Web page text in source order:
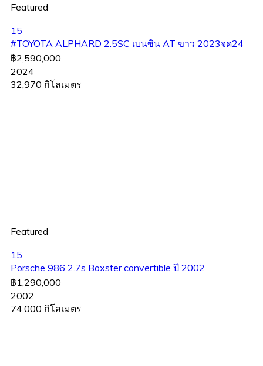
Featured
15
#TOYOTA ALPHARD 2.5SC เบนซิน AT ขาว 2023จด24
฿2,590,000
2024
32,970 กิโลเมตร
Featured
15
Porsche 986 2.7s Boxster convertible ปี 2002
฿1,290,000
2002
74,000 กิโลเมตร